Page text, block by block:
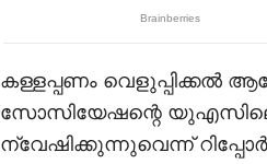
കള്ളപ്പണം
സോസിയേഷന്റെ
ന്വേഷിക്കുന്നുവെന്ന്